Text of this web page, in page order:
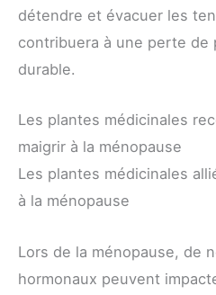
détendre et évacuer les
contribuera à une perte de
durable.
Les plantes médicinales
maigrir à la ménopause
Les plantes médicinales
à la ménopause
Lors de la ménopause, de
hormonaux peuvent